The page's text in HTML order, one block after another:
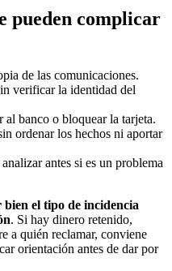
pueden complicar
de las comunicaciones.
verificar la identidad del
al banco o bloquear la tarjeta.
ordenar los hechos ni aportar
antes si es un problema
el tipo de incidencia
. Si hay dinero retenido,
a quién reclamar, conviene
orientación antes de dar por